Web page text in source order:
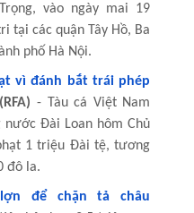
vào ngày mai 19
tại các quận Tây Hồ, Ba
phố Hà Nội.
vì đánh bắt trái phép
(RFA) - Tàu cá Việt Nam
Đài Loan hôm Chủ
1 triệu Đài tệ, tương
đô la.
để chặn tả châu